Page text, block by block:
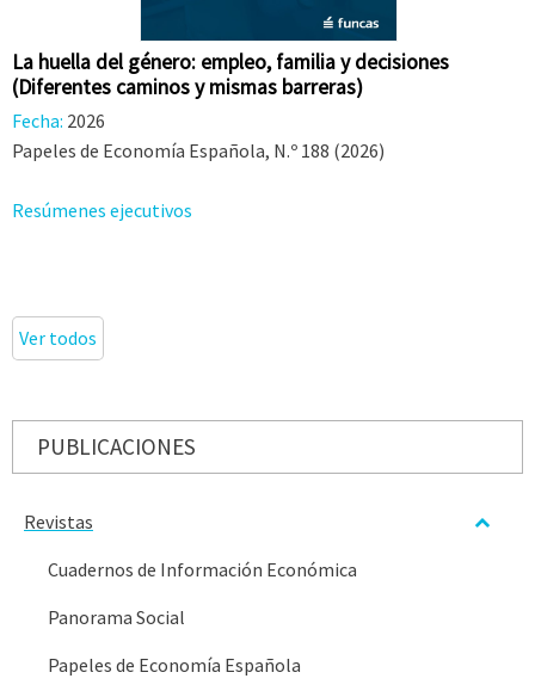
La huella del género: empleo, familia y decisiones
(Diferentes caminos y mismas barreras)
Fecha: 2026
Papeles de Economía Española, N.º 188 (2026)
Resúmenes ejecutivos
Ver todos
PUBLICACIONES
Revistas
Cuadernos de Información Económica
Panorama Social
Papeles de Economía Española